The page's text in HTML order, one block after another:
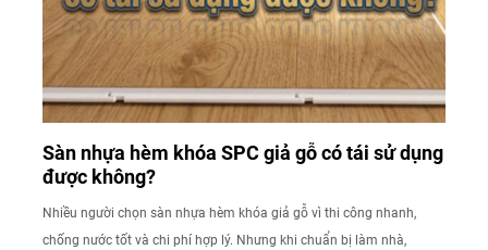
Sàn nhựa hèm khóa SPC giả gỗ có tái sử dụng
được không?
Nhiều người chọn sàn nhựa hèm khóa giả gỗ vì thi công nhanh,
chống nước tốt và chi phí hợp lý. Nhưng khi chuẩn bị làm nhà,